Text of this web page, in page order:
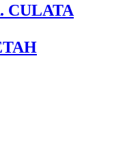
CULATA